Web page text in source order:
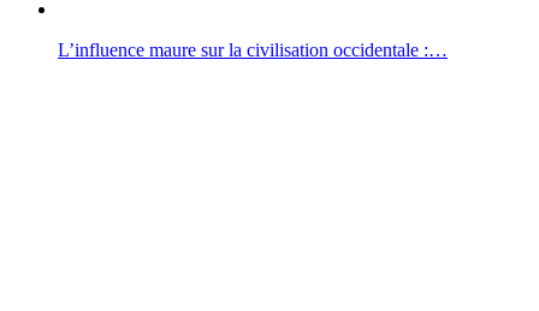
L’influence maure sur la civilisation occidentale :…